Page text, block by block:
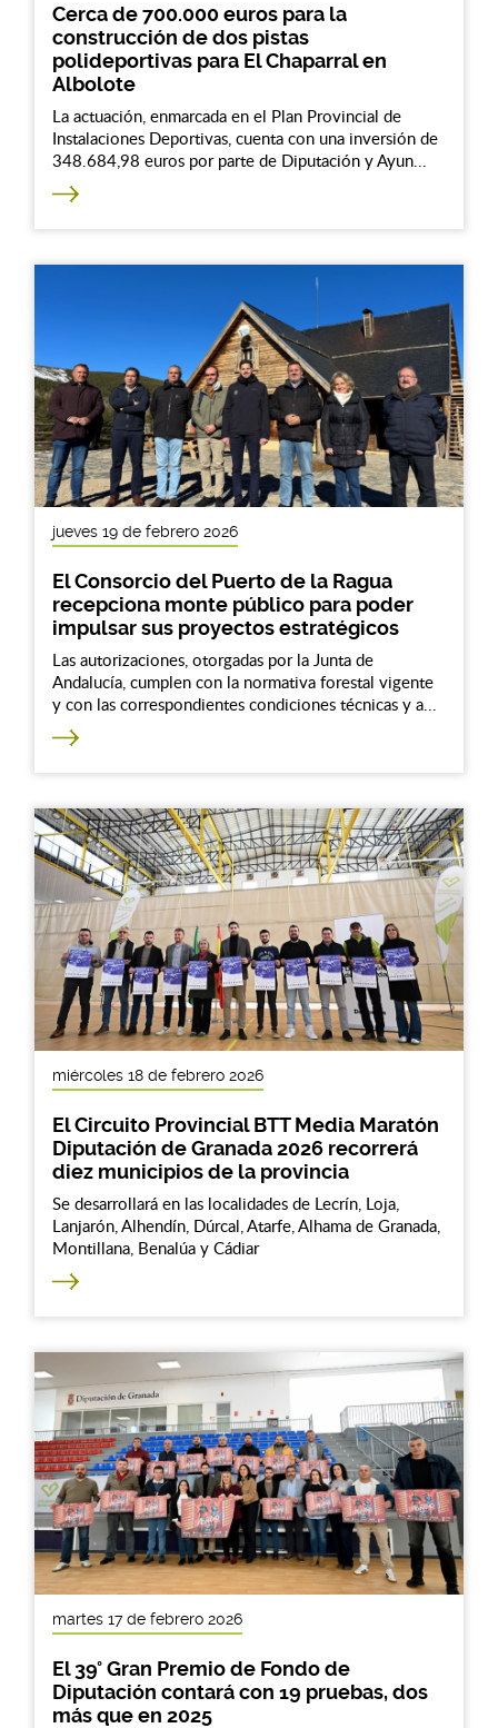
Cerca de 700.000 euros para la
construcción de dos pistas
polideportivas para El Chaparral en
Albolote
La actuación, enmarcada en el Plan Provincial de
Instalaciones Deportivas, cuenta con una inversión de
348.684,98 euros por parte de Diputación y Ayun...
jueves 19 de febrero 2026
El Consorcio del Puerto de la Ragua
recepciona monte público para poder
impulsar sus proyectos estratégicos
Las autorizaciones, otorgadas por la Junta de
Andalucía, cumplen con la normativa forestal vigente
y con las correspondientes condiciones técnicas y a...
miércoles 18 de febrero 2026
El Circuito Provincial BTT Media Maratón
Diputación de Granada 2026 recorrerá
diez municipios de la provincia
Se desarrollará en las localidades de Lecrín, Loja,
Lanjarón, Alhendín, Dúrcal, Atarfe, Alhama de Granada,
Montillana, Benalúa y Cádiar
martes 17 de febrero 2026
El 39° Gran Premio de Fondo de
Diputación contará con 19 pruebas, dos
más que en 2025